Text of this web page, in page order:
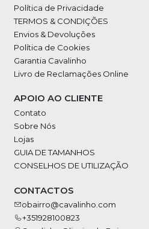
Política de Privacidade
TERMOS & CONDIÇÕES
Envios & Devoluções
Política de Cookies
Garantia Cavalinho
Livro de Reclamações Online
APOIO AO CLIENTE
Contato
Sobre Nós
Lojas
GUIA DE TAMANHOS
CONSELHOS DE UTILIZAÇÃO
CONTACTOS
obairro@cavalinho.com
+351928100823